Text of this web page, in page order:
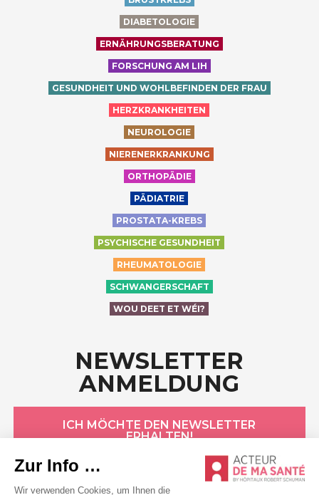
DIABETOLOGIE
ERNÄHRUNGSBERATUNG
FORSCHUNG AM LIH
GESUNDHEIT UND WOHLBEFINDEN DER FRAU
HERZKRANKHEITEN
NEUROLOGIE
NIERENERKRANKUNG
ORTHOPÄDIE
PÄDIATRIE
PROSTATA-KREBS
PSYCHISCHE GESUNDHEIT
RHEUMATOLOGIE
SCHWANGERSCHAFT
WOU DEET ET WÉI?
NEWSLETTER
ANMELDUNG
ICH MÖCHTE DEN NEWSLETTER
ERHALTEN!
HÔPITAUX ROBERT SCHUMAN